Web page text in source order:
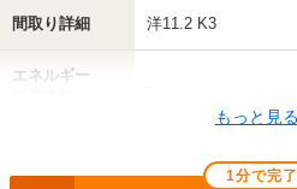
間取り詳細 洋11.2 K3
エネルギー
もっと見る
1分で完了